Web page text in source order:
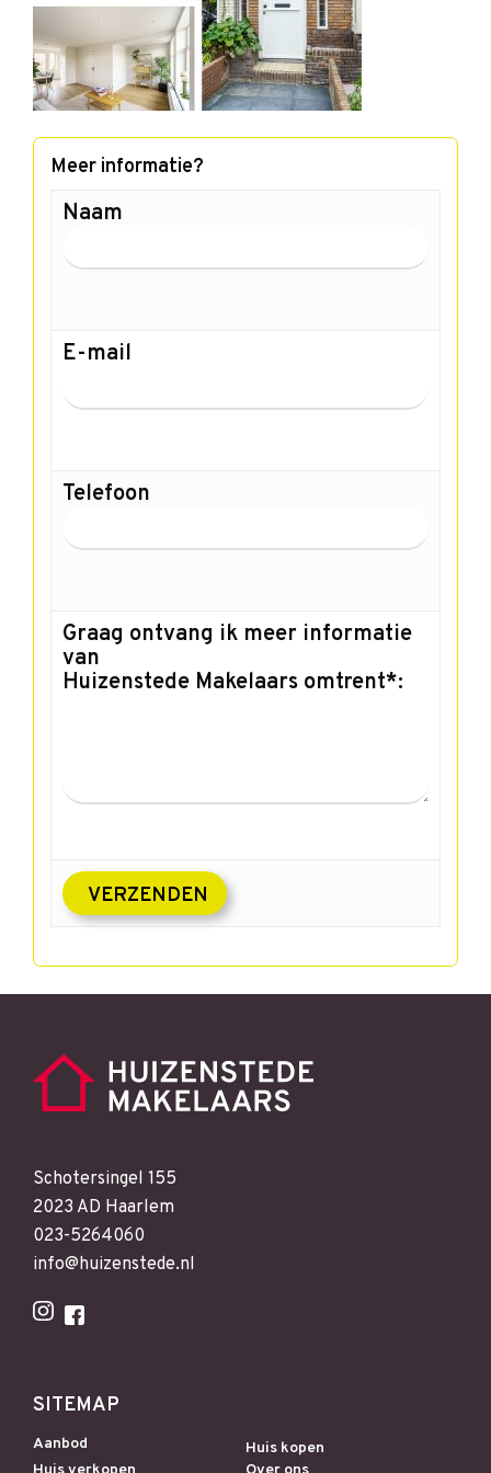
Meer informatie?
Naam
E-mail
Telefoon
Graag ontvang ik meer informatie
van
Huizenstede Makelaars omtrent*:
Schotersingel 155
2023 AD Haarlem
023-5264060
info@huizenstede.nl
SITEMAP
Aanbod
Huis kopen